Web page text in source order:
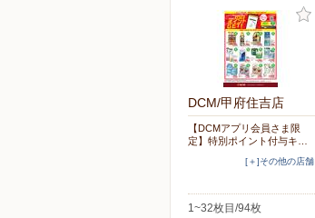
DCM/甲府住吉店
【DCMアプリ会員さま限
定】特別ポイント付与キ…
[＋]その他の店舗
1~32枚目/94枚